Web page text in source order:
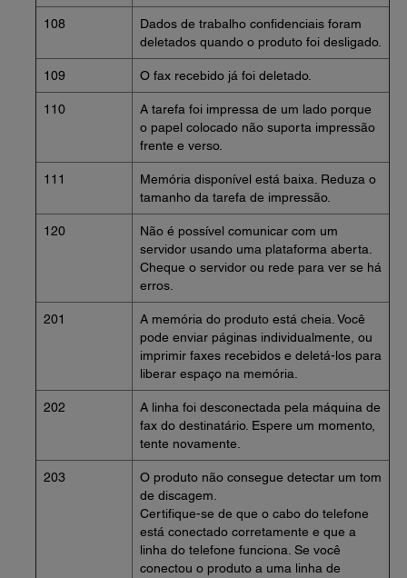
108
Dados de trabalho confidenciais foram
deletados quando o produto foi desligado.
109 O fax recebido já foi deletado.
110
A tarefa foi impressa de um lado porque
o papel colocado não suporta impressão
frente e verso.
111
Memória disponível está baixa. Reduza o
tamanho da tarefa de impressão.
120
Não é possível comunicar com um
servidor usando uma plataforma aberta.
Cheque o servidor ou rede para ver se há
erros.
201
A memória do produto está cheia. Você
pode enviar páginas individualmente, ou
imprimir faxes recebidos e deletá-los para
liberar espaço na memória.
202
A linha foi desconectada pela máquina de
fax do destinatário. Espere um momento,
tente novamente.
203
O produto não consegue detectar um tom
de discagem.
Certifique-se de que o cabo do telefone
está conectado corretamente e que a
linha do telefone funciona. Se você
conectou o produto a uma linha de